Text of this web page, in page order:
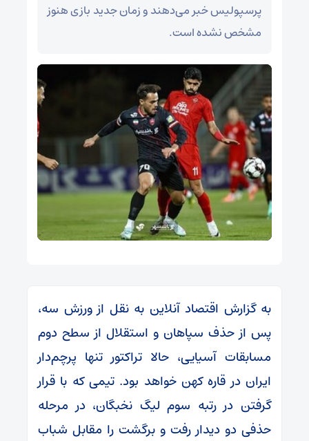
پرسپولیس خبر می‌دهند و زمان جدید بازی هنوز
مشخص نشده است.
به گزارش اقتصاد آنلاین به نقل از ورزش سه،
پس از حذف سپاهان و استقلال از سطح دوم
مسابقات آسیایی، حالا تراکتور تنها پرچم‌دار
ایران در قاره کهن خواهد بود. تیمی که با قرار
گرفتن در رتبه سوم لیگ نخبگان، در مرحله
حذفی دو دیدار رفت و برگشت را مقابل شباب